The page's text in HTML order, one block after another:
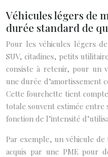
Véhicules légers de
durée standard de
Pour les véhicules légers
SUV, citadines, petits
consiste à retenir, pour un
une durée d’amortissement
Cette fourchette tient
totale souvent estimée entre
fonction de l’intensité
Par exemple, un véhicule de
acquis par une PME pour